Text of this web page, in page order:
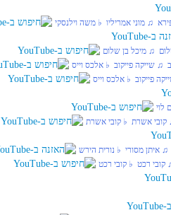
♫ מוני אמריליו‏ ♭ משה וילנסקי
♫ מיכל בן שלום
♫ שייקה פייקוב‏ ♭ אלכס וייס
פייקוב‏ ♭ אלכס וייס
לוי
קובי אשרת‏ ♭ קובי אשרת
♫ איתן מסורי‏ ♭ נורית הירש
קובי רכט‏ ♭ קובי רכט